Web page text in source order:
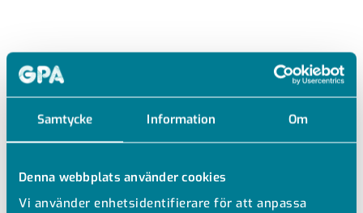
Samtycke Information Om
Denna webbplats använder cookies
Vi använder enhetsidentifierare för att anpassa
SO02400
MÄSSING VINKEL UTV GÄNGA
Mässing vinkel
Utvändig gänga